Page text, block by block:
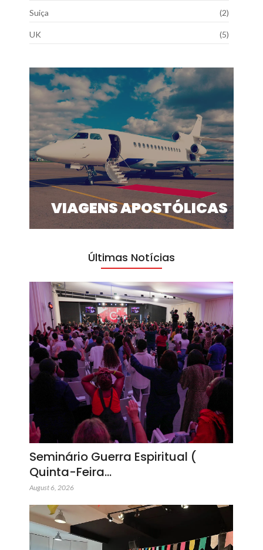
Suiça (2)
UK (5)
VIAGENS APOSTÓLICAS
Últimas Notícias
Seminário Guerra Espiritual (
Quinta-Feira…
August 6, 2026